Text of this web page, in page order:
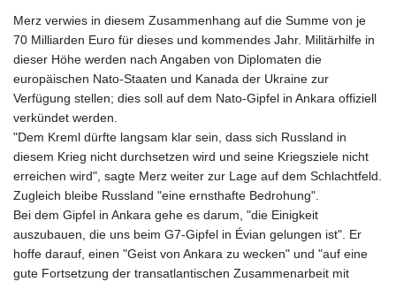
Merz verwies in diesem Zusammenhang auf die Summe von je
70 Milliarden Euro für dieses und kommendes Jahr. Militärhilfe in
dieser Höhe werden nach Angaben von Diplomaten die
europäischen Nato-Staaten und Kanada der Ukraine zur
Verfügung stellen; dies soll auf dem Nato-Gipfel in Ankara offiziell
verkündet werden.
"Dem Kreml dürfte langsam klar sein, dass sich Russland in
diesem Krieg nicht durchsetzen wird und seine Kriegsziele nicht
erreichen wird", sagte Merz weiter zur Lage auf dem Schlachtfeld.
Zugleich bleibe Russland "eine ernsthafte Bedrohung".
Bei dem Gipfel in Ankara gehe es darum, "die Einigkeit
auszubauen, die uns beim G7-Gipfel in Évian gelungen ist". Er
hoffe darauf, einen "Geist von Ankara zu wecken" und "auf eine
gute Fortsetzung der transatlantischen Zusammenarbeit mit